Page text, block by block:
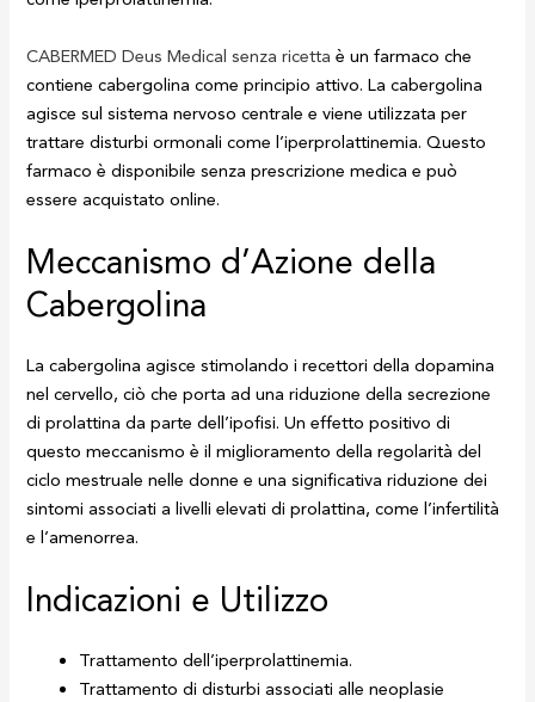
CABERMED Deus Medical senza ricetta è un farmaco che
contiene cabergolina come principio attivo. La cabergolina
agisce sul sistema nervoso centrale e viene utilizzata per
trattare disturbi ormonali come l’iperprolattinemia. Questo
farmaco è disponibile senza prescrizione medica e può
essere acquistato online.
Meccanismo d’Azione della
Cabergolina
La cabergolina agisce stimolando i recettori della dopamina
nel cervello, ciò che porta ad una riduzione della secrezione
di prolattina da parte dell’ipofisi. Un effetto positivo di
questo meccanismo è il miglioramento della regolarità del
ciclo mestruale nelle donne e una significativa riduzione dei
sintomi associati a livelli elevati di prolattina, come l’infertilità
e l’amenorrea.
Indicazioni e Utilizzo
Trattamento dell’iperprolattinemia.
Trattamento di disturbi associati alle neoplasie